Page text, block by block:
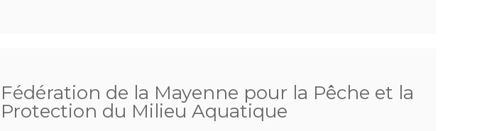
Fédération de la Mayenne pour la Pêche et la
Protection du Milieu Aquatique